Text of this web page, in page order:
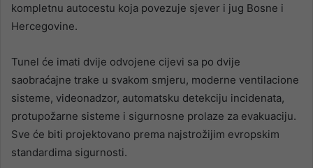
kompletnu autocestu koja povezuje sjever i jug Bosne i
Hercegovine.
Tunel će imati dvije odvojene cijevi sa po dvije
saobraćajne trake u svakom smjeru, moderne ventilacione
sisteme, videonadzor, automatsku detekciju incidenata,
protupožarne sisteme i sigurnosne prolaze za evakuaciju.
Sve će biti projektovano prema najstrožijim evropskim
standardima sigurnosti.